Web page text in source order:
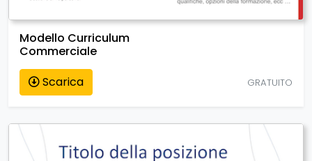
Modello Curriculum
Commerciale
Scarica
GRATUITO